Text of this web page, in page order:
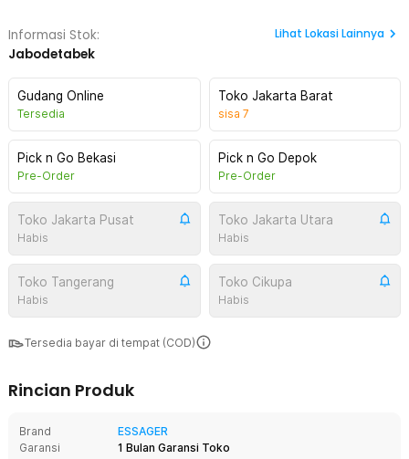
Informasi Stok:
Jabodetabek
Lihat Lokasi Lainnya
Gudang Online
Tersedia
Toko Jakarta Barat
sisa 7
Pick n Go Bekasi
Pre-Order
Pick n Go Depok
Pre-Order
Toko Jakarta Pusat
Habis
Toko Jakarta Utara
Habis
Toko Tangerang
Habis
Toko Cikupa
Habis
Tersedia bayar di tempat (COD)
Rincian Produk
Brand
ESSAGER
Garansi
1 Bulan Garansi Toko